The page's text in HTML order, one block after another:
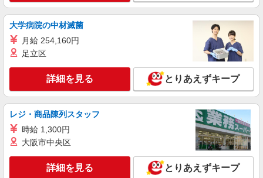
大学病院の中材滅菌
月給 254,160円
足立区
詳細を見る とりあえずキープ
レジ・商品陳列スタッフ
時給 1,300円
大阪市中央区
詳細を見る とりあえずキープ